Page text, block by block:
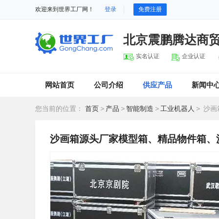
欢迎来到世界工厂网！ 登录 免费注册
北京震鹏腾达商
实名认证 企业认证
网站首页 公司介绍 供应产品 新闻中
您当前的位置： 首页 > 产品 > 智能制造 > 工业机器人 > 沙画
沙画箱源头厂家模型箱、精品物件箱